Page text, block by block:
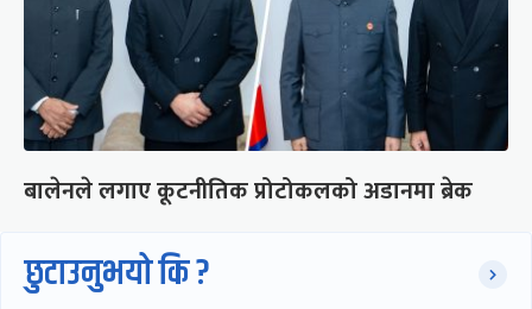
बालेनले लगाए कूटनीतिक प्रोटोकलको अडानमा ब्रेक
छुटाउनुभयो कि ?